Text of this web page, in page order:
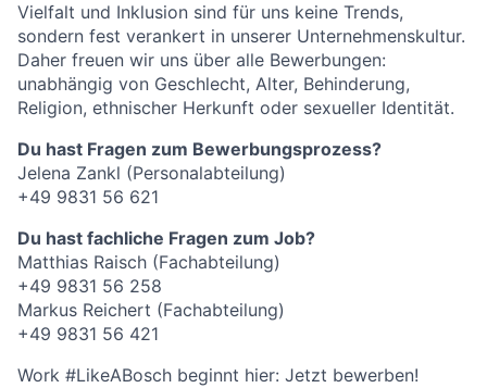
Vielfalt und Inklusion sind für uns keine Trends,
sondern fest verankert in unserer Unternehmenskultur.
Daher freuen wir uns über alle Bewerbungen:
unabhängig von Geschlecht, Alter, Behinderung,
Religion, ethnischer Herkunft oder sexueller Identität.
Du hast Fragen zum Bewerbungsprozess?
Jelena Zankl (Personalabteilung)
+49 9831 56 621
Du hast fachliche Fragen zum Job?
Matthias Raisch (Fachabteilung)
+49 9831 56 258
Markus Reichert (Fachabteilung)
+49 9831 56 421
Work #LikeABosch beginnt hier: Jetzt bewerben!